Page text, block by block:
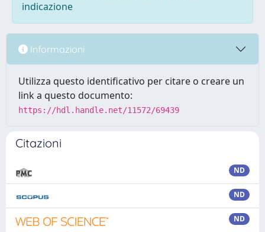
indicazione
Informazioni
Utilizza questo identificativo per citare o creare un
link a questo documento:
https://hdl.handle.net/11572/69439
Citazioni
ND
ND
ND